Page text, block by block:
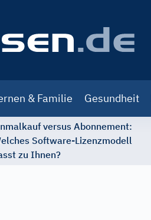
& Familie Gesundheit
versus Abonnement:
Software-Lizenzmodell
zu Ihnen?